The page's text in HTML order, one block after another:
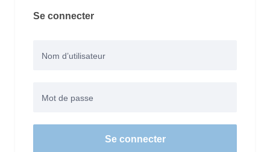
Se connecter
Se connecter